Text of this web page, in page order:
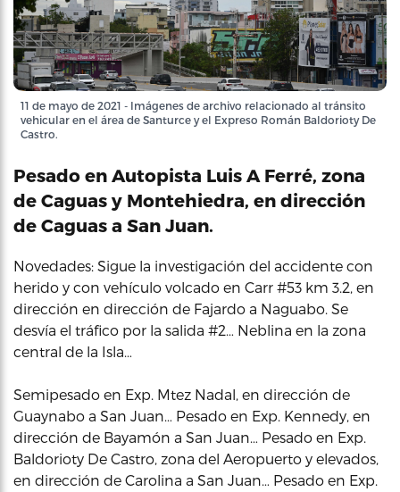
11 de mayo de 2021 - Imágenes de archivo relacionado al tránsito
vehicular en el área de Santurce y el Expreso Román Baldorioty De
Castro.
Pesado en Autopista Luis A Ferré, zona
de Caguas y Montehiedra, en dirección
de Caguas a San Juan.
Novedades: Sigue la investigación del accidente con
herido y con vehículo volcado en Carr #53 km 3.2, en
dirección en dirección de Fajardo a Naguabo. Se
desvía el tráfico por la salida #2… Neblina en la zona
central de la Isla…
Semipesado en Exp. Mtez Nadal, en dirección de
Guaynabo a San Juan… Pesado en Exp. Kennedy, en
dirección de Bayamón a San Juan… Pesado en Exp.
Baldorioty De Castro, zona del Aeropuerto y elevados,
en dirección de Carolina a San Juan… Pesado en Exp.